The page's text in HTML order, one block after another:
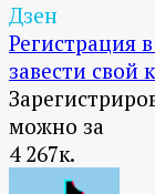
Дзен
Регистрация
завести свой
можно за
4 267к.